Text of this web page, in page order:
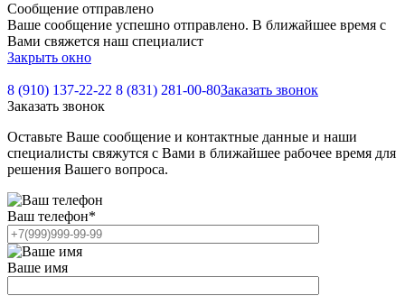
Сообщение отправлено
Ваше сообщение успешно отправлено. В ближайшее время с
Вами свяжется наш специалист
Закрыть окно
8 (910) 137-22-22 8 (831) 281-00-80Заказать звонок
Заказать звонок
Оставьте Ваше сообщение и контактные данные и наши
специалисты свяжутся с Вами в ближайшее рабочее время для
решения Вашего вопроса.
Ваш телефон*
Ваше имя